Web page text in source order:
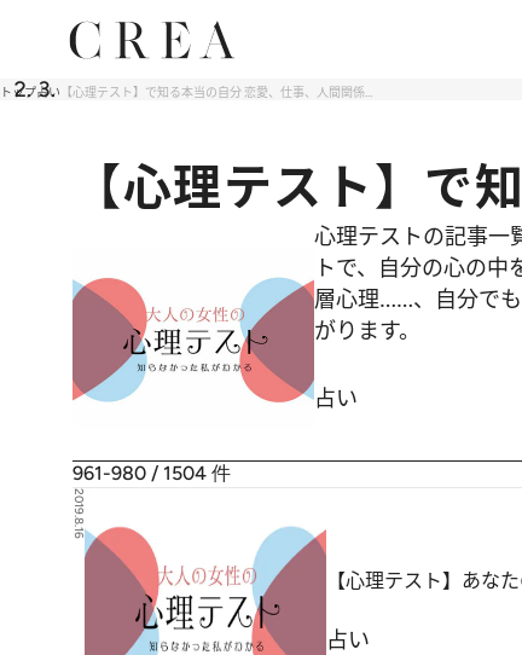
トップ占い 【心理テスト】で知る本当の自分 恋愛、仕事、人間関係…
【心理テスト】で
心理テストの記事一
トで、自分の心の
層心理……、自分で
がります。
占い
961-980 / 1504 件
2019.8.16
【心理テスト】あな
占い